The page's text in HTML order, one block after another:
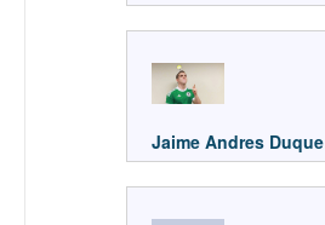
Jaime Andres Duque